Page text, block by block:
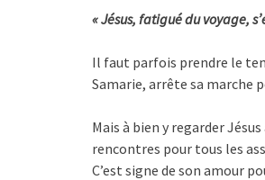
« Jésus, fatigué du voyage,
Il faut parfois prendre le
Samarie, arrête sa marche
Mais à bien y regarder
rencontres pour tous les
C’est signe de son amour